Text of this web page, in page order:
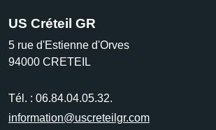
US Créteil GR
5 rue d'Estienne d'Orves
94000 CRETEIL
Tél. : 06.84.04.05.32.
information@uscreteilgr.com